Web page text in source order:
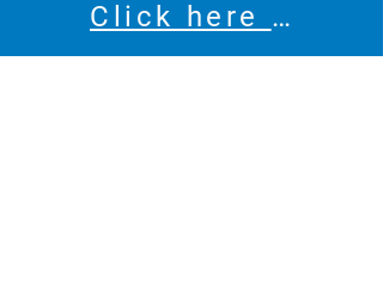
Click here to go to the Blog